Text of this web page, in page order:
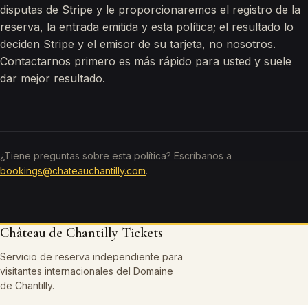
disputas de Stripe y le proporcionaremos el registro de la
reserva, la entrada emitida y esta política; el resultado lo
deciden Stripe y el emisor de su tarjeta, no nosotros.
Contactarnos primero es más rápido para usted y suele
dar mejor resultado.
¿Tiene preguntas sobre esta política? Escríbanos a
bookings@chateauchantilly.com.
Château de Chantilly Tickets
Servicio de reserva independiente para
visitantes internacionales del Domaine
de Chantilly.